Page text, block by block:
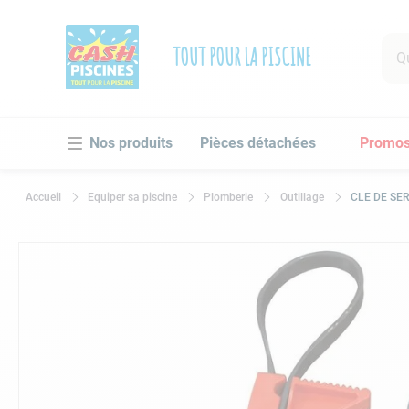
TOUT POUR LA PISCINE
Pièces détachées
Equiper sa piscine Plomberie Outillage CLE DE
1.
9